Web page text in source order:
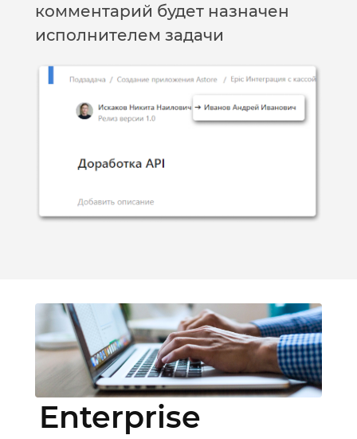
комментарий будет назначен
исполнителем задачи
Enterprise